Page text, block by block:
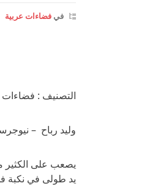
في فضاءات عربية
التصنيف : فضاءات
وليد رباح –
يصعب على الكثير
يد طولى في نكبة